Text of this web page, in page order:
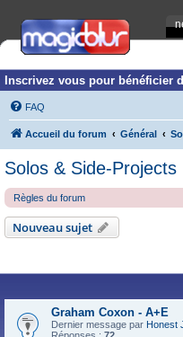
Inscrivez vous pour bénéficier
FAQ
Accueil du forum Général
Solos & Side-Projects
Règles du forum
Nouveau sujet
Graham Coxon - A+E
Dernier message par Honest